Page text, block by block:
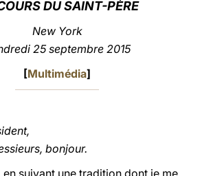
DU SAINT-PÈRE
New York
25 septembre 2015
[Multimédia]
bonjour.
suivant une tradition dont je me